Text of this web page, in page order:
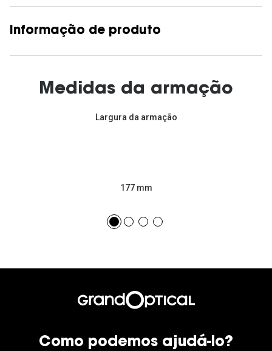
Informação de produto
Medidas da armação
Largura da armação
177 mm
Como podemos ajudá-lo?